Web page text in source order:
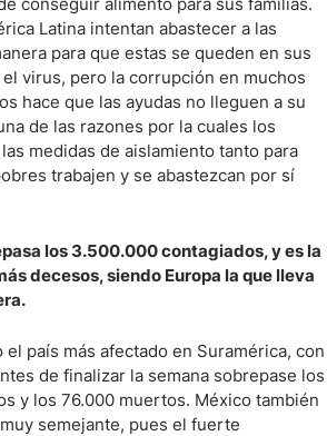
Latina intentan abastecer a las
para que estas se queden en sus
virus, pero la corrupción en muchos
hace que las ayudas no lleguen a su
de las razones por la cuales los
medidas de aislamiento tanto para
trabajen y se abastezcan por sí
los 3.500.000 contagiados, y es la
decesos, siendo Europa la que lleva
país más afectado en Suramérica, con
de finalizar la semana sobrepase los
y los 76.000 muertos. México también
semejante, pues el fuerte